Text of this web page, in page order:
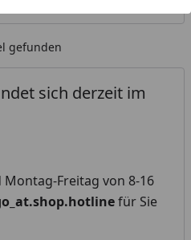
gefunden
sich derzeit im
Freitag von 8-16
für Sie